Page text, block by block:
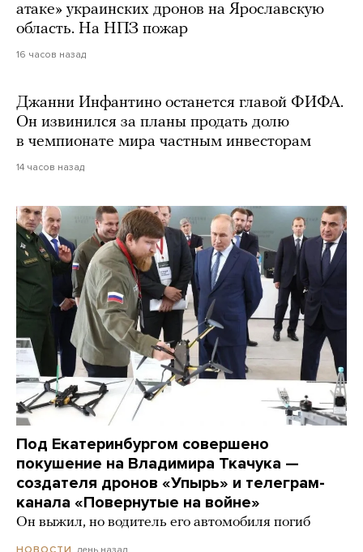
атаке» украинских дронов на Ярославскую
область. На НПЗ пожар
16 часов назад
Джанни Инфантино останется главой ФИФА.
Он извинился за планы продать долю
в чемпионате мира частным инвесторам
14 часов назад
Под Екатеринбургом совершено
покушение на Владимира Ткачука —
создателя дронов «Упырь» и телеграм-
канала «Повернутые на войне»
Он выжил, но водитель его автомобиля погиб
НОВОСТИ день назад